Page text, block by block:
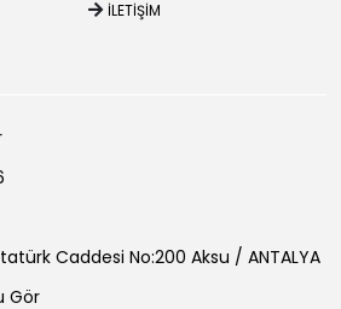
İLETIŞIM
Caddesi No:200 Aksu / ANTALYA
Gör